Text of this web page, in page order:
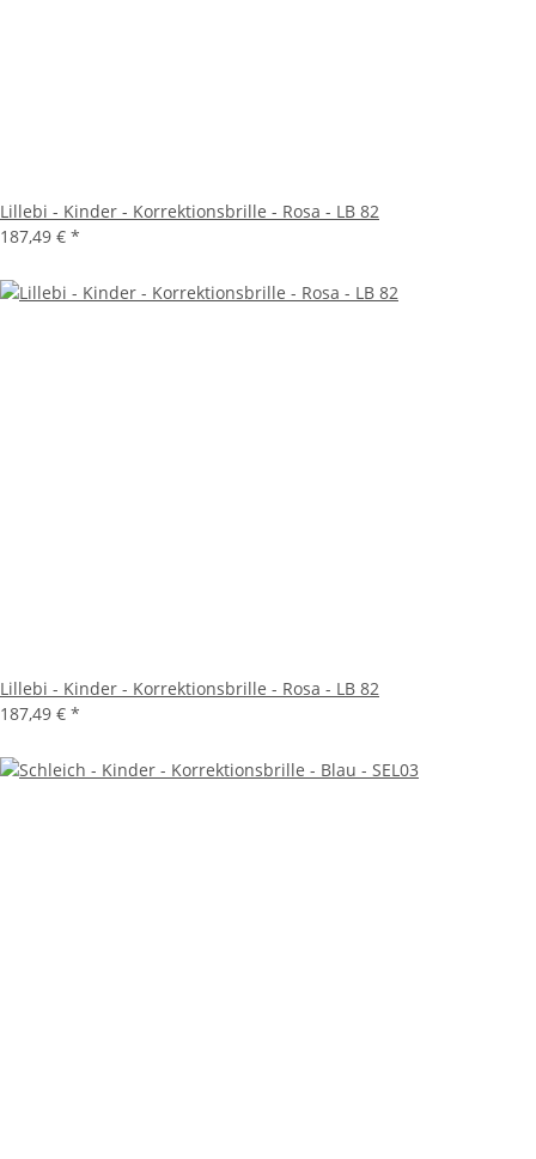
Lillebi - Kinder - Korrektionsbrille - Rosa - LB 82
187,49 € *
Lillebi - Kinder - Korrektionsbrille - Rosa - LB 82
187,49 € *